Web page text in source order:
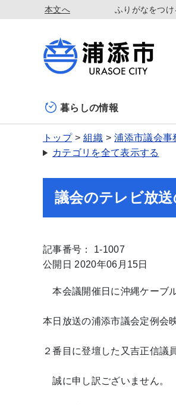
本文へ ふりがなをつけ
暮らしの情報
トップ 組織
浦添市議会事
カテゴリを全て表示する
議会のテレビ放
記事番号： 1-1007
公開日 2020年06月15日
本会議開催日に沖縄ケーブ
本日放送の浦添市議会定例会
２番目に登壇した又吉正信議
誠に申し訳ございません。